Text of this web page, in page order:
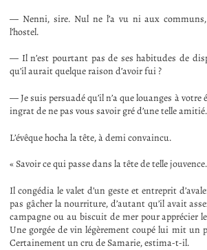
— Nenni, sire. Nul ne l’a vu ni aux communs,
l’hostel.
— Il n’est pourtant pas de ses habitudes de
qu’il aurait quelque raison d’avoir fui ?
— Je suis persuadé qu’il n’a que louanges à
ingrat de ne pas vous savoir gré d’une telle
L’évêque hocha la tête, à demi convaincu.
« Savoir ce qui passe dans la tête de telle
Il congédia le valet d’un geste et entreprit
pas gâcher la nourriture, d’autant qu’il avait
campagne ou au biscuit de mer pour apprécier
Une gorgée de vin légèrement coupé lui mit un
Certainement un cru de Samarie, estima-t-il.